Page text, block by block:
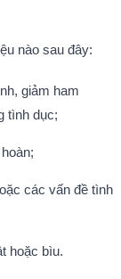
nào sau đây:
giảm ham
tình dục;
các vấn đề tình
hoặc bìu.